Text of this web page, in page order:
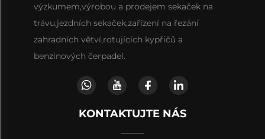
výzkumem,výrobou a prodejem sekaček na
trávu,jezdních sekaček,zařízení na řezání
zahradních větví,rotujících kypřičů a
benzinových čerpadel.
KONTAKTUJTE NÁS